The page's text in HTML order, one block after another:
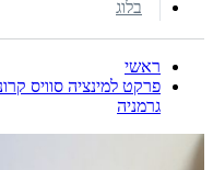
בלוג
ראשי
גרמניה